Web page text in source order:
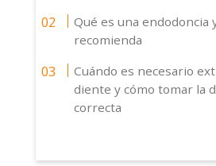
Qué es una endodoncia
recomienda
Cuándo es necesario
diente y cómo tomar la
correcta